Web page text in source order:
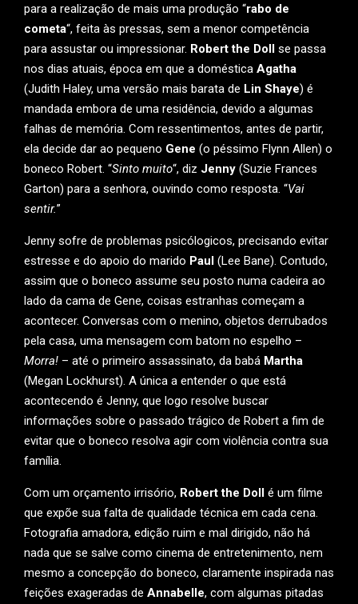
para a realização de mais uma produção “rabo de
cometa“, feita às pressas, sem a menor competência
para assustar ou impressionar. Robert the Doll se passa
nos dias atuais, época em que a doméstica Agatha
(Judith Haley, uma versão mais barata de Lin Shaye) é
mandada embora de uma residência, devido a algumas
falhas de memória. Com ressentimentos, antes de partir,
ela decide dar ao pequeno Gene (o péssimo Flynn Allen) o
boneco Robert. “Sinto muito“, diz Jenny (Suzie Frances
Garton) para a senhora, ouvindo como resposta. “Vai
sentir.”
Jenny sofre de problemas psicólogicos, precisando evitar
estresse e do apoio do marido Paul (Lee Bane). Contudo,
assim que o boneco assume seu posto numa cadeira ao
lado da cama de Gene, coisas estranhas começam a
acontecer. Conversas com o menino, objetos derrubados
pela casa, uma mensagem com batom no espelho –
Morra! – até o primeiro assassinato, da babá Martha
(Megan Lockhurst). A única a entender o que está
acontecendo é Jenny, que logo resolve buscar
informações sobre o passado trágico de Robert a fim de
evitar que o boneco resolva agir com violência contra sua
família.
Com um orçamento irrisório, Robert the Doll é um filme
que expõe sua falta de qualidade técnica em cada cena.
Fotografia amadora, edição ruim e mal dirigido, não há
nada que se salve como cinema de entretenimento, nem
mesmo a concepção do boneco, claramente inspirada nas
feições exageradas de Annabelle, com algumas pitadas